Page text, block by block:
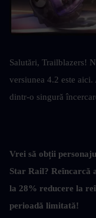
Salutări, Trailblazers!
versiunea 4.2 este
dintr-o singură
Vrei să obții
Star Rail? Reîncarcă
la 28% reducere la
perioadă limitată!